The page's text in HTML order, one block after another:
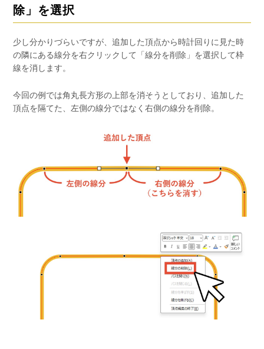
除」を選択
少し分かりづらいですが、追加した頂点から時計回りに見た時
の隣にある線分を右クリックして「線分を削除」を選択して枠
線を消します。
今回の例では角丸長方形の上部を消そうとしており、追加した
頂点を隔てた、左側の線分ではなく右側の線分を削除。